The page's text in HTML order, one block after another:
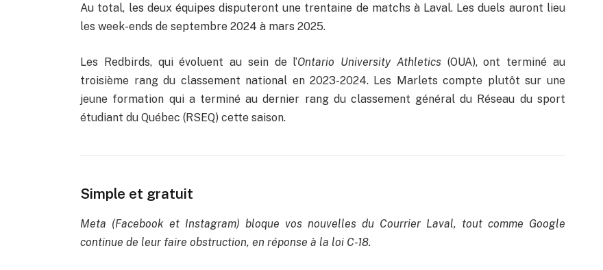
Au total, les deux équipes disputeront une trentaine de matchs à Laval. Les duels auront lieu
les week-ends de septembre 2024 à mars 2025.
Les Redbirds, qui évoluent au sein de l’Ontario University Athletics (OUA), ont terminé au
troisième rang du classement national en 2023-2024. Les Marlets compte plutôt sur une
jeune formation qui a terminé au dernier rang du classement général du Réseau du sport
étudiant du Québec (RSEQ) cette saison.
Simple et gratuit
Meta (Facebook et Instagram) bloque vos nouvelles du Courrier Laval, tout comme Google
continue de leur faire obstruction, en réponse à la loi C-18.